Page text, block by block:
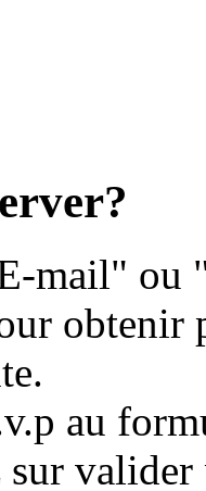
mail" ou
obtenir
au